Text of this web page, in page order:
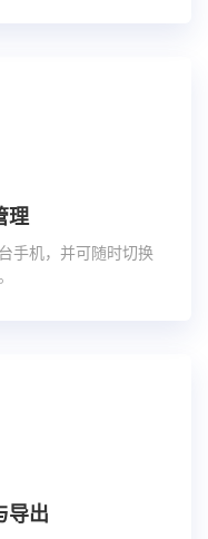
理
手机，并可随时切换
导出